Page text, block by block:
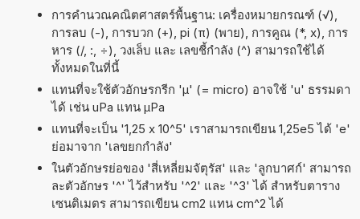
การคำนวณคณิตศาสตร์พื้นฐาน: เครื่องหมายกรณฑ์ (√),
การลบ (-), การบวก (+), pi (π) (พาย), การคูณ (*, x), การ
หาร (/, :, ÷), วงเล็บ และ เลขชี้กำลัง (^) สามารถใช้ได้
ทั้งหมดในที่นี้
แทนที่จะใช้ตัวอักษรกรีก 'µ' (= micro) อาจใช้ 'u' ธรรมดา
ได้ เช่น uPa แทน µPa
แทนที่จะเป็น '1,25 x 10^5' เราสามารถเขียน 1,25e5 ได้ 'e'
ย่อมาจาก 'เลขยกกำลัง'
ในตัวอักษรย่อของ 'สี่เหลี่ยมจัตุรัส' และ 'ลูกบาศก์' สามารถ
ละตัวอักษร '^' ไว้สำหรับ '^2' และ '^3' ได้ สำหรับตาราง
เซนติเมตร สามารถเขียน cm2 แทน cm^2 ได้